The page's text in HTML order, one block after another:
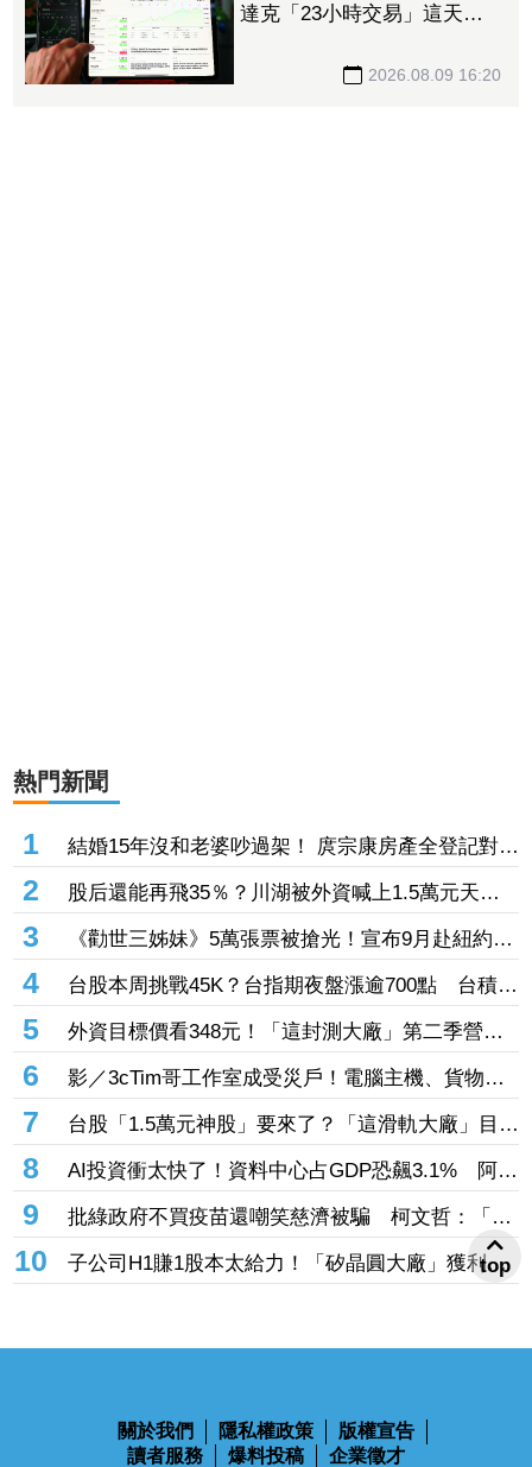
達克「23小時交易」這天上
2026.08.09 16:20
熱門新聞
1
結婚15年沒和老婆吵過架！ 庹宗康房產全登記對方
名下 曝婚姻保鮮秘訣
2
股后還能再飛35％？川湖被外資喊上1.5萬元天
價 毛利率更狂「上看90％」
3
《勸世三姊妹》5萬張票被搶光！宣布9月赴紐約讀
劇 有望邁向百老匯舞台
4
台股本周挑戰45K？台指期夜盤漲逾700點 台積電
營收成關鍵
5
外資目標價看348元！「這封測大廠」第二季營收
突破百億元 狠砸14億元赴美擴產
6
影／3cTim哥工作室成受災戶！電腦主機、貨物全
泡水 崩潰畫面曝
7
台股「1.5萬元神股」要來了？「這滑軌大廠」目標
價狂升155％創外資天價 毛利率更上看90％
8
AI投資衝太快了！資料中心占GDP恐飆3.1% 阿波
羅警告：投資反轉恐重演「次貸式衝擊」
9
批綠政府不買疫苗還嘲笑慈濟被騙 柯文哲：「王
八蛋」不要把老百姓當白癡
10
子公司H1賺1股本太給力！「矽晶圓大廠」獲利翻
倍EPS達5元 攜手聯合再生搶攻太陽能商機
關於我們 隱私權政策
版權宣告
讀者服務
爆料投稿 企業徵才
top